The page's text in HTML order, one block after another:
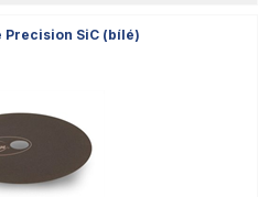
Precision SiC (bílé)